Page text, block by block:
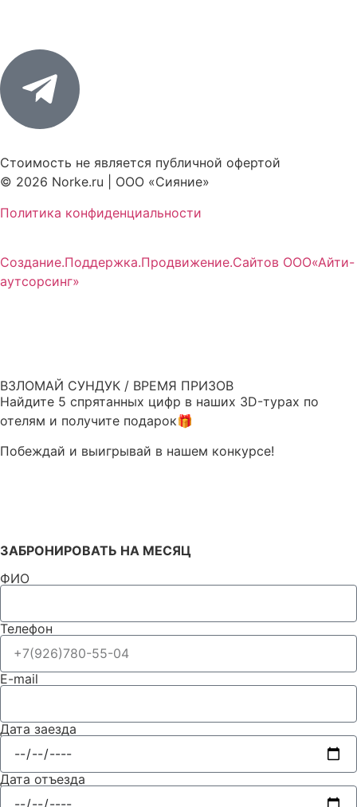
Стоимость не является публичной офертой
© 2026 Norke.ru | ООО «Сияние»
Политика конфиденциальности
Создание.Поддержка.Продвижение.Сайтов ООО«Айти-
аутсорсинг»
ВЗЛОМАЙ СУНДУК / ВРЕМЯ ПРИЗОВ
Найдите 5 спрятанных цифр в наших 3D-турах по
отелям и получите подарок🎁
Побеждай и выигрывай в нашем конкурсе!
ЗАБРОНИРОВАТЬ НА МЕСЯЦ
ФИО
Телефон
E-mail
Дата заезда
Дата отъезда